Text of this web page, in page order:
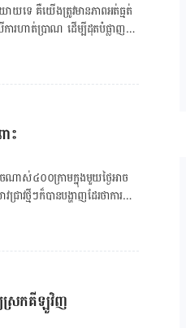
យ​ទេ គឺ​យើង​ត្រូវ​មាន​ភាព​អត់ធ្មត់
រ​ហាត់​ប្រាណ ដើម្បី​ដុត​បំផ្លាញ​
យៗ ៥ យ៉ាង​ខាង​ក្រោម​ដូច​ជា៖ ១.
រំលាយ ដែល​អាច​ឲ្យ​រាងកាយ​
បស់​យើង​នឹង​នៅ​ធ្វើ​ការ​ពេញ​មួយ​
ជាជាង​ក្រោក​មក​ជាមួយ​រាង
គណនា
Archives of Internal
ង​នឹង​អរម៉ូន leptin និង ghrelin ។
ខណៈ​ពេល​ដែល ghrelin ជំរុញ​
ក្សា​ដែល​ធ្វើ​ឡើង​នៅ​សាកល​
ន​កាត់​បន្ថយ អ័រម៉ូន ghrelin
ះ
ាស់៤០០​ក្រាម​ក្នុង​មួយ​ថ្ងៃ​អាច​
វ​ថ្មីៗ​ក៏​បាន​បង្ហាញ​ដែរ​ថា​ការ​ញ៉ាំ​​
ង​ក្នុង​ការ​សម្រក​ទម្ងន់​បាន​៖
ទឹក​៩០​ភាគ​រយ​ ដូច្នេះ​ឪឡឹក​គឺ​ជា​
ឪឡឹម​ទម្ងន់​ ១០០ ក្រាម​មានត្រឹម​
ដែល​អាច​ជួយ​ក្នុង​ការ​ដុត​
ហារ​បាន​ទៀត​ផង។ ២.ផ្លែ​ត្របែក
ង​​រសជាតិ​​ឆ្ងាញ់​ អាច​ជួយ​កាត់​
ស្រកគីឡូវិញ